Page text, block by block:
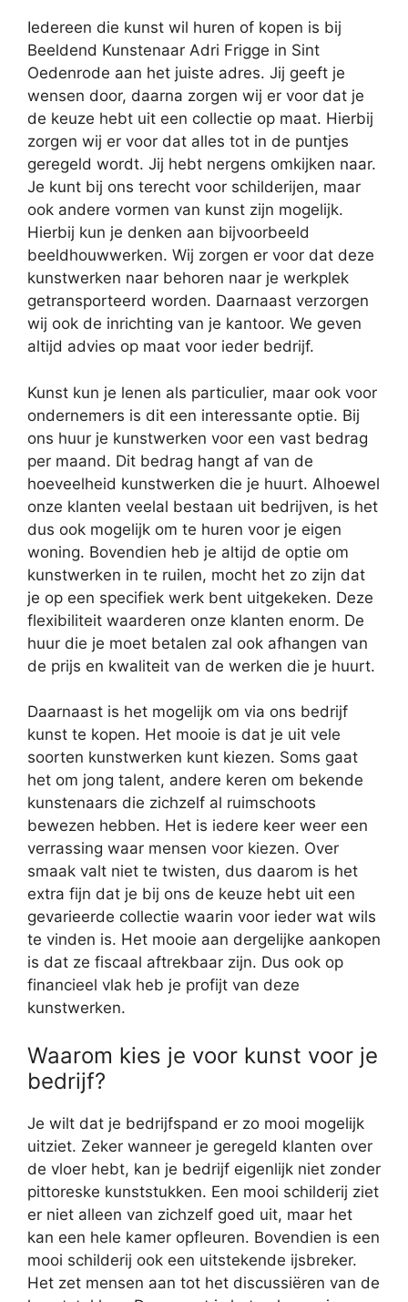
Iedereen die kunst wil huren of kopen is bij
Beeldend Kunstenaar Adri Frigge in Sint
Oedenrode aan het juiste adres. Jij geeft je
wensen door, daarna zorgen wij er voor dat je
de keuze hebt uit een collectie op maat. Hierbij
zorgen wij er voor dat alles tot in de puntjes
geregeld wordt. Jij hebt nergens omkijken naar.
Je kunt bij ons terecht voor schilderijen, maar
ook andere vormen van kunst zijn mogelijk.
Hierbij kun je denken aan bijvoorbeeld
beeldhouwwerken. Wij zorgen er voor dat deze
kunstwerken naar behoren naar je werkplek
getransporteerd worden. Daarnaast verzorgen
wij ook de inrichting van je kantoor. We geven
altijd advies op maat voor ieder bedrijf.
Kunst kun je lenen als particulier, maar ook voor
ondernemers is dit een interessante optie. Bij
ons huur je kunstwerken voor een vast bedrag
per maand. Dit bedrag hangt af van de
hoeveelheid kunstwerken die je huurt. Alhoewel
onze klanten veelal bestaan uit bedrijven, is het
dus ook mogelijk om te huren voor je eigen
woning. Bovendien heb je altijd de optie om
kunstwerken in te ruilen, mocht het zo zijn dat
je op een specifiek werk bent uitgekeken. Deze
flexibiliteit waarderen onze klanten enorm. De
huur die je moet betalen zal ook afhangen van
de prijs en kwaliteit van de werken die je huurt.
Daarnaast is het mogelijk om via ons bedrijf
kunst te kopen. Het mooie is dat je uit vele
soorten kunstwerken kunt kiezen. Soms gaat
het om jong talent, andere keren om bekende
kunstenaars die zichzelf al ruimschoots
bewezen hebben. Het is iedere keer weer een
verrassing waar mensen voor kiezen. Over
smaak valt niet te twisten, dus daarom is het
extra fijn dat je bij ons de keuze hebt uit een
gevarieerde collectie waarin voor ieder wat wils
te vinden is. Het mooie aan dergelijke aankopen
is dat ze fiscaal aftrekbaar zijn. Dus ook op
financieel vlak heb je profijt van deze
kunstwerken.
Waarom kies je voor kunst voor je
bedrijf?
Je wilt dat je bedrijfspand er zo mooi mogelijk
uitziet. Zeker wanneer je geregeld klanten over
de vloer hebt, kan je bedrijf eigenlijk niet zonder
pittoreske kunststukken. Een mooi schilderij ziet
er niet alleen van zichzelf goed uit, maar het
kan een hele kamer opfleuren. Bovendien is een
mooi schilderij ook een uitstekende ijsbreker.
Het zet mensen aan tot het discussiëren van de